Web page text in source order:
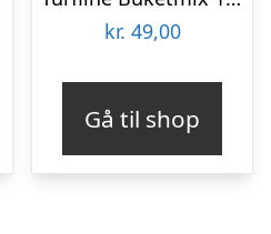
kr. 49,00
Gå til shop